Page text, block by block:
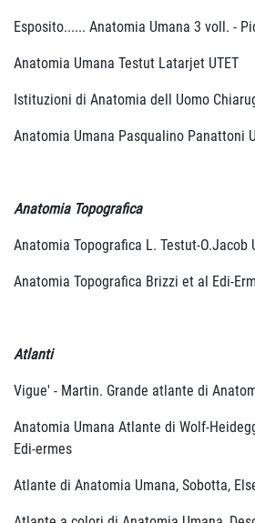
Esposito...... Anatomia Umana 3 voll. -
Anatomia Umana Testut Latarjet UTET
Istituzioni di Anatomia dell Uomo
Anatomia Umana Pasqualino Panattoni
Anatomia Topografica
Anatomia Topografica L. Testut-O.Jacob
Anatomia Topografica Brizzi et al Edi-
Atlanti
Vigue' - Martin. Grande atlante di
Anatomia Umana Atlante di Wolf-
Edi-ermes
Atlante di Anatomia Umana, Sobotta,